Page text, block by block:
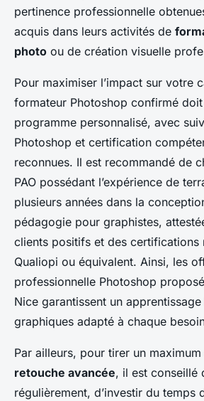
pertinence professionnelle
acquis dans leurs activités de
photo ou de création visuelle
Pour maximiser l’impact sur votre
formateur Photoshop confirmé
programme personnalisé, avec
Photoshop et certification
reconnues. Il est recommandé de
PAO possédant l’expérience de
plusieurs années dans la
pédagogie pour graphistes,
clients positifs et des certifications
Qualiopi ou équivalent. Ainsi, les
professionnelle Photoshop
Nice garantissent un
graphiques adapté à chaque
Par ailleurs, pour tirer un maximum
retouche avancée, il est conseillé
régulièrement, d’investir du temps